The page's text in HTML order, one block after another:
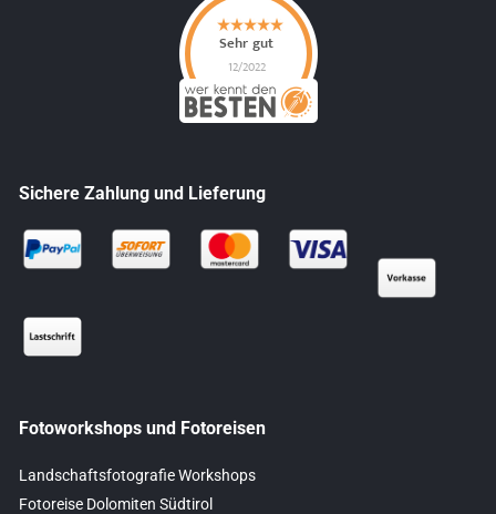
Sichere Zahlung und Lieferung
Fotoworkshops und Fotoreisen
Landschaftsfotografie Workshops
Fotoreise Dolomiten Südtirol